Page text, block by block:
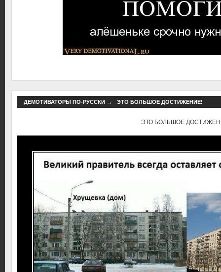
ДЕМОТИВАТОРЫ ПО-РУССКИ→ ЭТО БОЛЬШОЕ ДОСТИЖЕНИЕ!
ЭТО БОЛЬШОЕ